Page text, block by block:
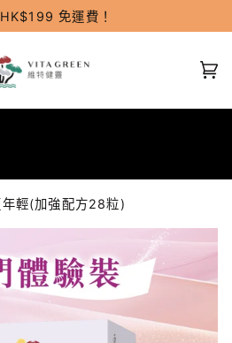
免運費！
年輕(加強配方28粒)